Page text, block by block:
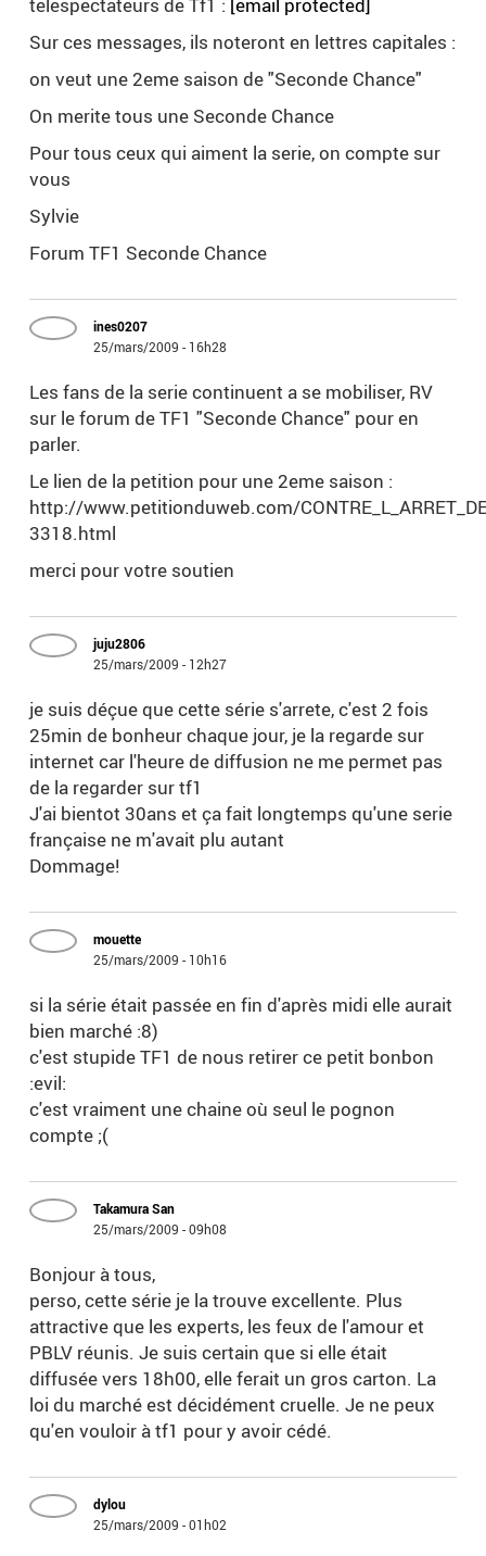
telespectateurs de Tf1 : [email protected]
Sur ces messages, ils noteront en lettres capitales :
on veut une 2eme saison de "Seconde Chance"
On merite tous une Seconde Chance
Pour tous ceux qui aiment la serie, on compte sur
vous
Sylvie
Forum TF1 Seconde Chance
ines0207
25/mars/2009 - 16h28
Les fans de la serie continuent a se mobiliser, RV
sur le forum de TF1 "Seconde Chance" pour en
parler.
Le lien de la petition pour une 2eme saison :
http://www.petitionduweb.com/
3318.html
merci pour votre soutien
juju2806
25/mars/2009 - 12h27
je suis déçue que cette série s'arrete, c'est 2 fois
25min de bonheur chaque jour, je la regarde sur
internet car l'heure de diffusion ne me permet pas
de la regarder sur tf1
J'ai bientot 30ans et ça fait longtemps qu'une serie
française ne m'avait plu autant
Dommage!
mouette
25/mars/2009 - 10h16
si la série était passée en fin d'après midi elle aurait
bien marché :8)
c'est stupide TF1 de nous retirer ce petit bonbon
:evil:
c'est vraiment une chaine où seul le pognon
compte ;(
Takamura San
25/mars/2009 - 09h08
Bonjour à tous,
perso, cette série je la trouve excellente. Plus
attractive que les experts, les feux de l'amour et
PBLV réunis. Je suis certain que si elle était
diffusée vers 18h00, elle ferait un gros carton. La
loi du marché est décidément cruelle. Je ne peux
qu'en vouloir à tf1 pour y avoir cédé.
dylou
25/mars/2009 - 01h02